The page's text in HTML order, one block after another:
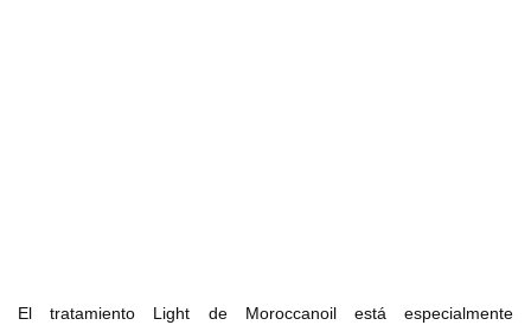
El tratamiento Light de Moroccanoil está especialmente